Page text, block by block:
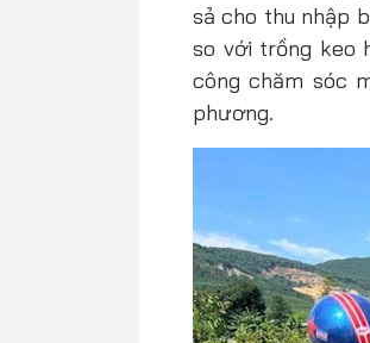
sả cho thu nhập
so với trồng keo
công chăm sóc
phương.